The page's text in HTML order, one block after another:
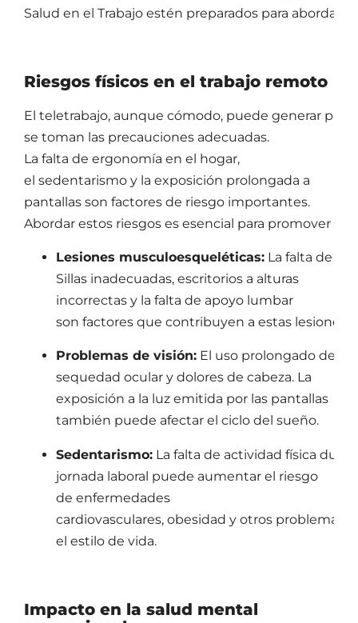
Salud en el Trabajo estén preparados para
Riesgos físicos en el trabajo remoto
El teletrabajo, aunque cómodo, puede generar
se toman las precauciones adecuadas.
La falta de ergonomía en el hogar,
el sedentarismo y la exposición prolongada a
pantallas son factores de riesgo importantes.
Abordar estos riesgos es esencial para promover el
Lesiones musculoesqueléticas: La falta de
Sillas inadecuadas, escritorios a alturas
incorrectas y la falta de apoyo lumbar
son factores que contribuyen a estas lesiones.
Problemas de visión: El uso prolongado de
sequedad ocular y dolores de cabeza. La
exposición a la luz emitida por las pantallas
también puede afectar el ciclo del sueño.
Sedentarismo: La falta de actividad física
jornada laboral puede aumentar el riesgo
de enfermedades
cardiovasculares, obesidad y otros problemas
el estilo de vida.
Impacto en la salud mental